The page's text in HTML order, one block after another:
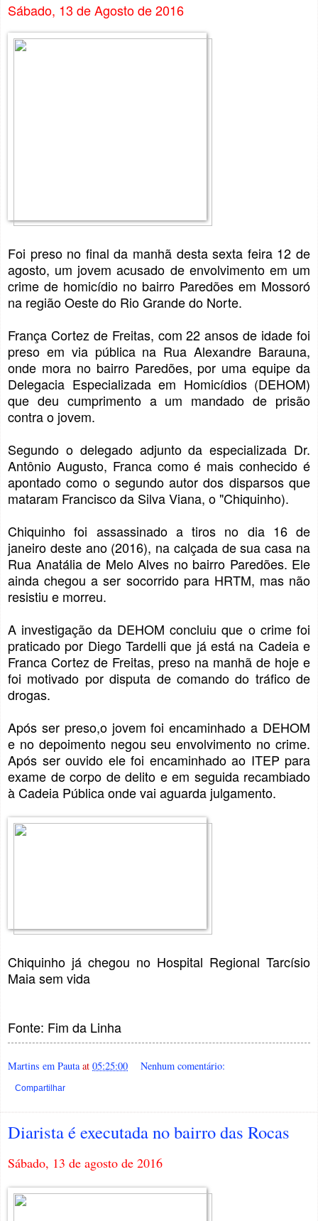
Sábado, 13 de Agosto de 2016
Foi preso no final da manhã desta sexta feira 12 de
agosto, um jovem acusado de envolvimento em um
crime de homicídio no bairro Paredões em Mossoró
na região Oeste do Rio Grande do Norte.
França Cortez de Freitas, com 22 ansos de idade foi
preso em via pública na Rua Alexandre Barauna,
onde mora no bairro Paredões, por uma equipe da
Delegacia Especializada em Homicídios (DEHOM)
que deu cumprimento a um mandado de prisão
contra o jovem.
Segundo o delegado adjunto da especializada Dr.
Antônio Augusto, Franca como é mais conhecido é
apontado como o segundo autor dos disparsos que
mataram Francisco da Silva Viana, o "Chiquinho).
Chiquinho foi assassinado a tiros no dia 16 de
janeiro deste ano (2016), na calçada de sua casa na
Rua Anatália de Melo Alves no bairro Paredões. Ele
ainda chegou a ser socorrido para HRTM, mas não
resistiu e morreu.
A investigação da DEHOM concluiu que o crime foi
praticado por Diego Tardelli que já está na Cadeia e
Franca Cortez de Freitas, preso na manhã de hoje e
foi motivado por disputa de comando do tráfico de
drogas.
Após ser preso,o jovem foi encaminhado a DEHOM
e no depoimento negou seu envolvimento no crime.
Após ser ouvido ele foi encaminhado ao ITEP para
exame de corpo de delito e em seguida recambiado
à Cadeia Pública onde vai aguarda julgamento.
Chiquinho já chegou no Hospital Regional Tarcísio
Maia sem vida
Fonte: Fim da Linha
Martins em Pauta at 05:25:00 Nenhum comentário:
Compartilhar
Diarista é executada no bairro das Rocas
Sábado, 13 de agosto de 2016